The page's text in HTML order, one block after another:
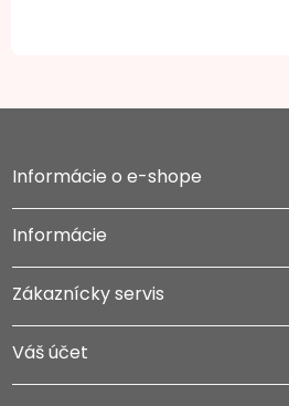
Informácie o e-shope
Informácie
Zákaznícky servis
Váš účet